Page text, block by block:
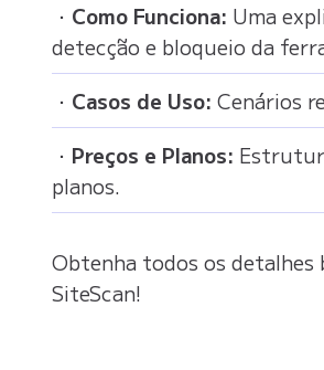
・ Como Funciona: Uma
detecção e bloqueio da
・ Casos de Uso: Cenários
・ Preços e Planos:
planos.
Obtenha todos os detalhes
SiteScan!